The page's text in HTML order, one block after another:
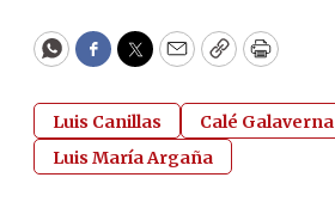
WhatsApp
Facebook
Twitter
EmailCopyPrint
Luis Canillas
Calé Galaverna
Luis María Argaña